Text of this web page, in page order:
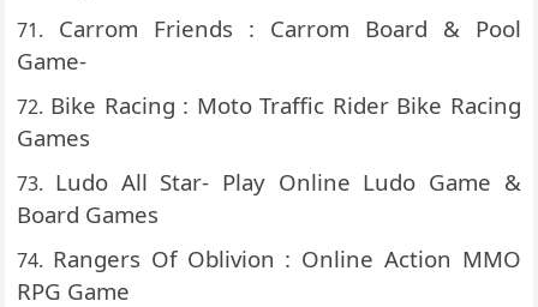
Carrom Friends : Carrom Board & Pool
Game-
Bike Racing : Moto Traffic Rider Bike Racing
Games
Ludo All Star- Play Online Ludo Game &
Board Games
Rangers Of Oblivion : Online Action MMO
RPG Game